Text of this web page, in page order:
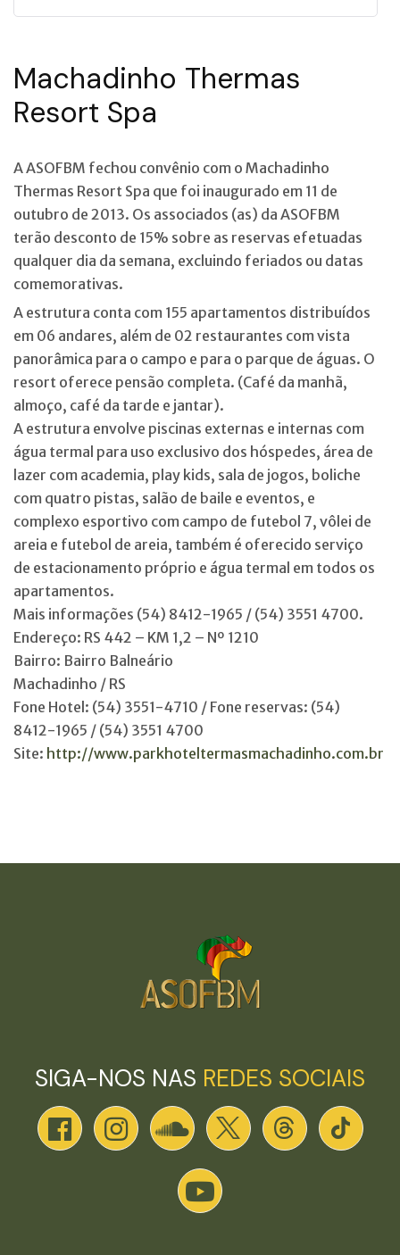
Machadinho Thermas
Resort Spa
A ASOFBM fechou convênio com o Machadinho
Thermas Resort Spa que foi inaugurado em 11 de
outubro de 2013. Os associados (as) da ASOFBM
terão desconto de 15% sobre as reservas efetuadas
qualquer dia da semana, excluindo feriados ou datas
comemorativas.
A estrutura conta com 155 apartamentos distribuídos
em 06 andares, além de 02 restaurantes com vista
panorâmica para o campo e para o parque de águas. O
resort oferece pensão completa. (Café da manhã,
almoço, café da tarde e jantar).
A estrutura envolve piscinas externas e internas com
água termal para uso exclusivo dos hóspedes, área de
lazer com academia, play kids, sala de jogos, boliche
com quatro pistas, salão de baile e eventos, e
complexo esportivo com campo de futebol 7, vôlei de
areia e futebol de areia, também é oferecido serviço
de estacionamento próprio e água termal em todos os
apartamentos.
Mais informações (54) 8412-1965 / (54) 3551 4700.
Endereço: RS 442 – KM 1,2 – Nº 1210
Bairro: Bairro Balneário
Machadinho / RS
Fone Hotel: (54) 3551-4710 / Fone reservas: (54)
8412-1965 / (54) 3551 4700
Site: http://www.parkhoteltermasmachadinho.com.br
SIGA-NOS NAS REDES SOCIAIS